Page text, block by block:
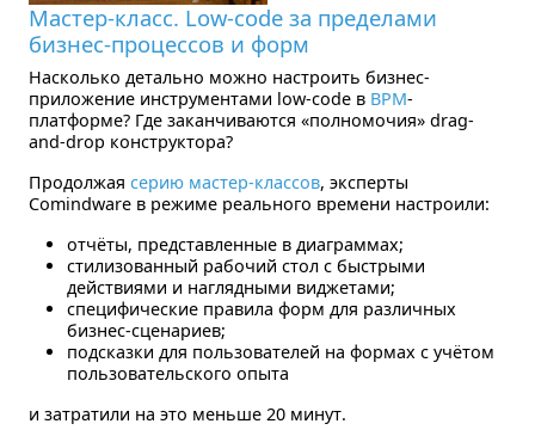
Мастер-класс. Low-code за пределами
бизнес-процессов и форм
Насколько детально можно настроить бизнес-
приложение инструментами low-code в BPM-
платформе? Где заканчиваются «полномочия»‎ drag-
and-drop конструктора?
Продолжая серию мастер-классов, эксперты
Comindware в режиме реального времени настроили:
отчёты, представленные в диаграммах;
стилизованный рабочий стол с быстрыми
действиями и наглядными виджетами;
специфические правила форм для различных
бизнес-сценариев;
подсказки для пользователей на формах с учётом
пользовательского опыта
и затратили на это меньше 20 минут.